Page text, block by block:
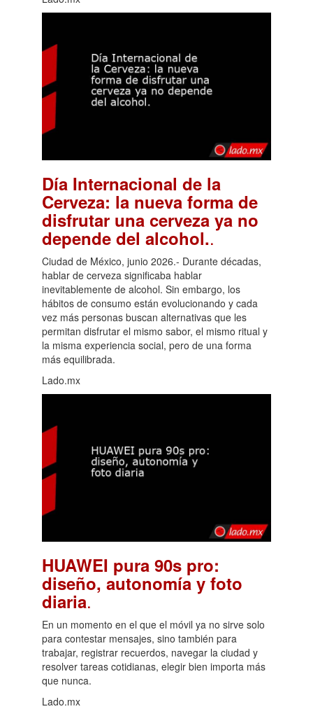
Día Internacional de la
Cerveza: la nueva forma de
disfrutar una cerveza ya no
depende del alcohol..
Ciudad de México, junio 2026.- Durante décadas,
hablar de cerveza significaba hablar
inevitablemente de alcohol. Sin embargo, los
hábitos de consumo están evolucionando y cada
vez más personas buscan alternativas que les
permitan disfrutar el mismo sabor, el mismo ritual y
la misma experiencia social, pero de una forma
más equilibrada.
Lado.mx
HUAWEI pura 90s pro:
diseño, autonomía y foto
diaria.
En un momento en el que el móvil ya no sirve solo
para contestar mensajes, sino también para
trabajar, registrar recuerdos, navegar la ciudad y
resolver tareas cotidianas, elegir bien importa más
que nunca.
Lado.mx